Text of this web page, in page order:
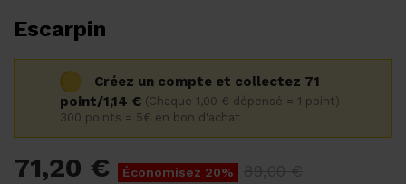
Escarpin
Créez un compte et collectez 71
point/1,14 € (Chaque 1,00 € dépensé = 1 point)
300 points = 5€ en bon d'achat
71,20 € Économisez 20%